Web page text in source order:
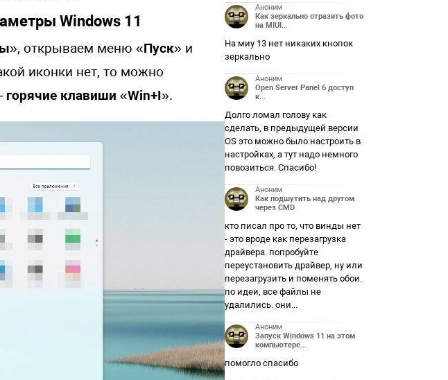
Windows 11
», открываем меню «Пуск» и
иконки нет, то можно
горячие клавиши «Win+I».
Аноним
Как зеркально отразить фото
на MIUI...
На миу 13 нет никаких кнопок
зеркально
Аноним
Open Server Panel 6 доступ
к...
Долго ломал голову как
сделать, в предыдущей версии
OS это можно было настроить в
настройках, а тут надо немного
повозиться. Спасибо!
Аноним
Как подшутить над другом
через CMD
кто писал про то, что винды нет
- это вроде как перезагрузка
драйвера. попробуйте
переустановить драйвер, ну или
перезагрузить и поменять обои.
по идеи, все файлы не
удалились. они...
Аноним
Запуск Windows 11 на этом
компьютере...
помогло спасибо